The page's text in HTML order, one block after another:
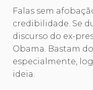
Falas sem
credibilidade. Se
discurso do ex-
Obama. Bastam
especialmente,
ideia.